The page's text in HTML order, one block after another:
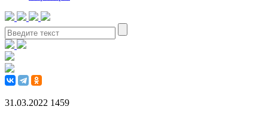
31.03.2022 1459